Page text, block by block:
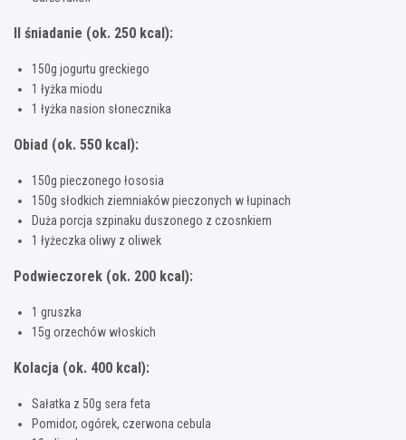
II śniadanie (ok. 250 kcal):
150g jogurtu greckiego
1 łyżka miodu
1 łyżka nasion słonecznika
Obiad (ok. 550 kcal):
150g pieczonego łososia
150g słodkich ziemniaków pieczonych w łupinach
Duża porcja szpinaku duszonego z czosnkiem
1 łyżeczka oliwy z oliwek
Podwieczorek (ok. 200 kcal):
1 gruszka
15g orzechów włoskich
Kolacja (ok. 400 kcal):
Sałatka z 50g sera feta
Pomidor, ogórek, czerwona cebula